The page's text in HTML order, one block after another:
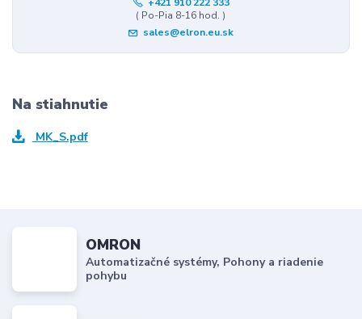
+421 910 222 333
( Po-Pia 8-16 hod. )
sales@elron.eu.sk
Na stiahnutie
MK_S.pdf
OMRON
Automatizačné systémy, Pohony a riadenie
pohybu